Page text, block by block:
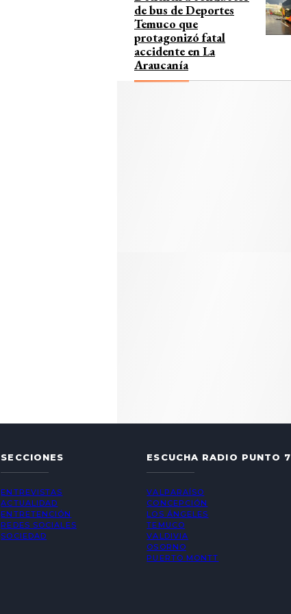
de bus de Deportes
Temuco que
protagonizó fatal
accidente en La
Araucanía
SECCIONES
ENTREVISTAS
ACTUALIDAD
ENTRETENCIÓN
REDES SOCIALES
SOCIEDAD
ESCUCHA RADIO PUNTO 7
VALPARAÍSO
CONCEPCIÓN
LOS ÁNGELES
TEMUCO
VALDIVIA
OSORNO
PUERTO MONTT